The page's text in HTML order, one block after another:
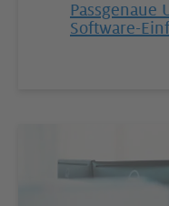
Passgenaue
Software-